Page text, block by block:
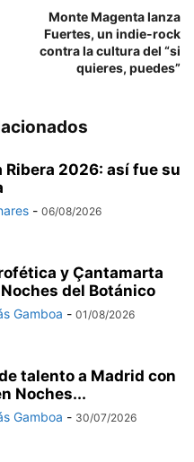
Monte Magenta lanza
Fuertes, un indie-rock
contra la cultura del “si
quieres, puedes”
Ribera 2026: así fue su
- 06/08/2026
y Çantamarta
del Botánico
Gamboa - 01/08/2026
talento a Madrid con
Noches...
Gamboa - 30/07/2026